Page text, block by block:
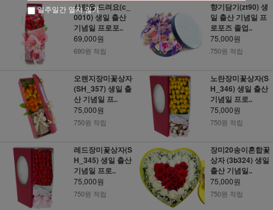
사랑을 드려요(c_
0010) 생일 출산
기념일 프로포..
69,000원
690원 적립
향기담기(zt90) 생
일 출산 기념일 프
로포즈 졸업..
75,000원
750원 적립
오렌지장미꽃상자
(SH_357) 생일 출
산 기념일 프..
75,000원
750원 적립
노란장미꽃상자(S
H_346) 생일 출산
기념일 프로..
75,000원
750원 적립
레드장미꽃상자(S
H_345) 생일 출산
기념일 프로..
75,000원
750원 적립
장미20송이혼합꽃
상자 (3b324) 생일
출산 기념일..
75,000원
750원 적립
일주일간 열지 않기